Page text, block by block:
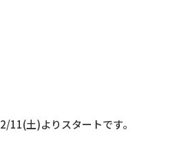
11(土)よりスタートです。